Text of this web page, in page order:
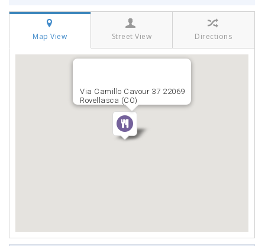
Map View Street View Directions
Via Camillo Cavour 37 22069
Rovellasca (CO)